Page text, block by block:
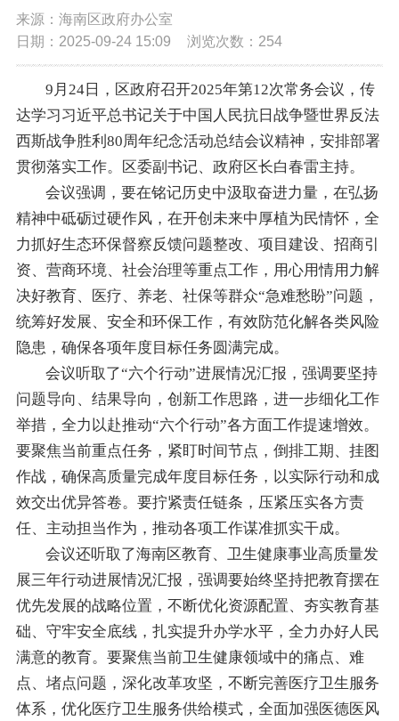
政务公开
政务服务
互动交流
数据发布
来源：海南区政府办公室
日期：2025-09-24 15:09
浏览次数： 254
9月24日，区政府召开2025年第12次常务会议，传
达学习习近平总书记关于中国人民抗日战争暨世界反法
西斯战争胜利80周年纪念活动总结会议精神，安排部署
贯彻落实工作。区委副书记、政府区长白春雷主持。
会议强调，要在铭记历史中汲取奋进力量，在弘扬
精神中砥砺过硬作风，在开创未来中厚植为民情怀，全
力抓好生态环保督察反馈问题整改、项目建设、招商引
资、营商环境、社会治理等重点工作，用心用情用力解
决好教育、医疗、养老、社保等群众“急难愁盼”问题，
统筹好发展、安全和环保工作，有效防范化解各类风险
隐患，确保各项年度目标任务圆满完成。
会议听取了“六个行动”进展情况汇报，强调要坚持
问题导向、结果导向，创新工作思路，进一步细化工作
举措，全力以赴推动“六个行动”各方面工作提速增效。
要聚焦当前重点任务，紧盯时间节点，倒排工期、挂图
作战，确保高质量完成年度目标任务，以实际行动和成
效交出优异答卷。要拧紧责任链条，压紧压实各方责
任、主动担当作为，推动各项工作谋准抓实干成。
会议还听取了海南区教育、卫生健康事业高质量发
展三年行动进展情况汇报，强调要始终坚持把教育摆在
优先发展的战略位置，不断优化资源配置、夯实教育基
础、守牢安全底线，扎实提升办学水平，全力办好人民
满意的教育。要聚焦当前卫生健康领域中的痛点、难
点、堵点问题，深化改革攻坚，不断完善医疗卫生服务
体系，优化医疗卫生服务供给模式，全面加强医德医风